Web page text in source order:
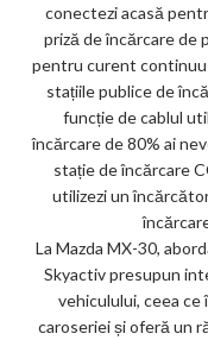
conectezi acasă
priză de încărcare de
pentru curent continuu
stațiile publice de
funcție de cablul
încărcare de 80% ai
stație de încărcare
utilizezi un
La Mazda MX-30,
Skyactiv presupun
vehiculului, ceea
caroseriei și oferă un